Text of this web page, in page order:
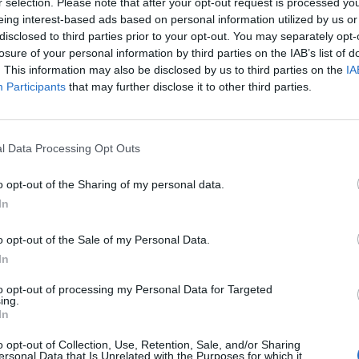
interest-based ads based on personal information utilized by us
to third parties prior to your opt-out. You may separately
of your personal information by third parties on the IAB’s list of
This information may also be disclosed by us to third parties on the
Participants that may further disclose it to other third parties.
Data Processing Opt Outs
opt-out of the Sharing of my personal data.
opt-out of the Sale of my Personal Data.
opt-out of processing my Personal Data for Targeted
opt-out of Collection, Use, Retention, Sale, and/or Sharing
Data that Is Unrelated with the Purposes for which it
ha alabado el papel de la farmacia
ha apelado a la «necesidad de que haya
y profesionales sanitarios en
los asistentes a dar «un paso al frente para
tenemos para reforzar nuestro valor como
la importancia de la farmacia
funcione y para que los pacientes
sanitarios, somos clínicos y somos
preferida de Google
de actualidad.